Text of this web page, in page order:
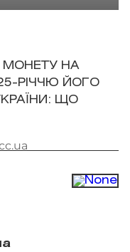
МОНЕТУ НА
РІЧЧЮ ЙОГО
ЩО